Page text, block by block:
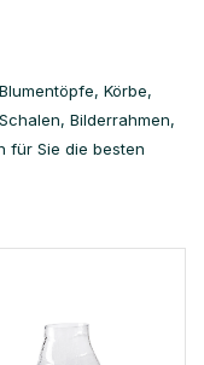
Körbe,
Bilderrahmen,
für Sie die besten